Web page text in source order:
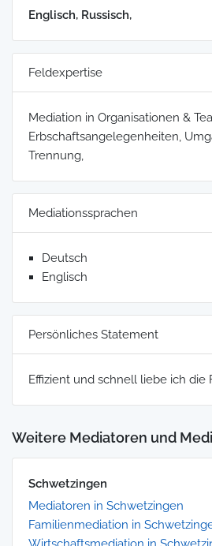
Englisch, Russisch,
Feldexpertise
Mediation in Organisationen &
Erbschaftsangelegenheiten,
Trennung,
Mediationssprachen
Deutsch
Englisch
Persönliches Statement
Effizient und schnell liebe ich die
Weitere Mediatoren und
Schwetzingen
Mediatoren in Schwetzingen
Familienmediation in